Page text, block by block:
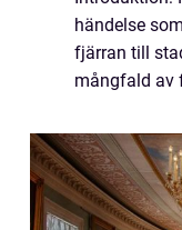
händelse
fjärran till
mångfald av
och